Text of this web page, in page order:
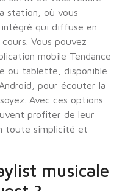
station, où vous
qui diffuse en
Vous pouvez
mobile Tendance
ou tablette, disponible
pour écouter la
Avec ces options
profiter de leur
toute simplicité et
musicale